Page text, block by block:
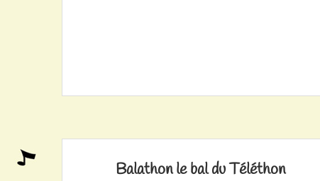
Balathon le bal du Téléthon